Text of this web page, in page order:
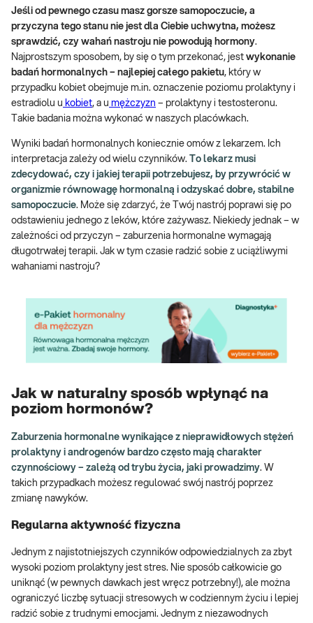
Jeśli od pewnego czasu masz gorsze samopoczucie, a
przyczyna tego stanu nie jest dla Ciebie uchwytna, możesz
sprawdzić, czy wahań nastroju nie powodują hormony.
Najprostszym sposobem, by się o tym przekonać, jest wykonanie
badań hormonalnych – najlepiej całego pakietu, który w
przypadku kobiet obejmuje m.in. oznaczenie poziomu prolaktyny i
estradiolu u kobiet, a u mężczyzn – prolaktyny i testosteronu.
Takie badania można wykonać w naszych placówkach.
Wyniki badań hormonalnych koniecznie omów z lekarzem. Ich
interpretacja zależy od wielu czynników.
To lekarz musi
zdecydować, czy i jakiej terapii potrzebujesz, by przywrócić w
organizmie równowagę hormonalną i odzyskać dobre, stabilne
samopoczucie. Może się zdarzyć, że Twój nastrój poprawi się po
odstawieniu jednego z leków, które zażywasz. Niekiedy jednak – w
zależności od przyczyn – zaburzenia hormonalne wymagają
długotrwałej terapii. Jak w tym czasie radzić sobie z uciążliwymi
wahaniami nastroju?
Jak w naturalny sposób wpłynąć na
poziom hormonów?
Zaburzenia hormonalne wynikające z nieprawidłowych stężeń
prolaktyny i androgenów bardzo często mają charakter
czynnościowy – zależą od trybu życia, jaki prowadzimy. W
takich przypadkach możesz regulować swój nastrój poprzez
zmianę nawyków.
Regularna aktywność fizyczna
Jednym z najistotniejszych czynników odpowiedzialnych za zbyt
wysoki poziom prolaktyny jest stres. Nie sposób całkowicie go
uniknąć (w pewnych dawkach jest wręcz potrzebny!), ale można
ograniczyć liczbę sytuacji stresowych w codziennym życiu i lepiej
radzić sobie z trudnymi emocjami. Jednym z niezawodnych